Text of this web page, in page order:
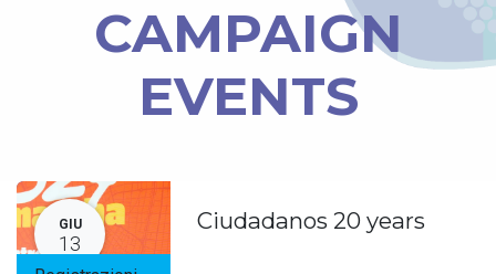
CAMPAIGN
EVENTS
GIU
13
Ciudadanos 20 years